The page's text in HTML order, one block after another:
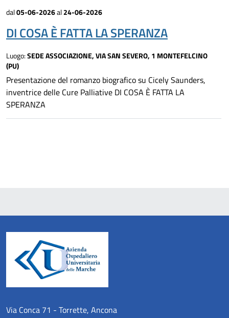
dal05-06-2026al24-06-2026
DI COSA È FATTA LA SPERANZA
Luogo:SEDE ASSOCIAZIONE, VIA SAN SEVERO, 1 MONTEFELCINO
(PU)
Presentazione del romanzo biografico su Cicely Saunders,
inventrice delle Cure Palliative DI COSA È FATTA LA
SPERANZA
Via Conca 71 - Torrette, Ancona